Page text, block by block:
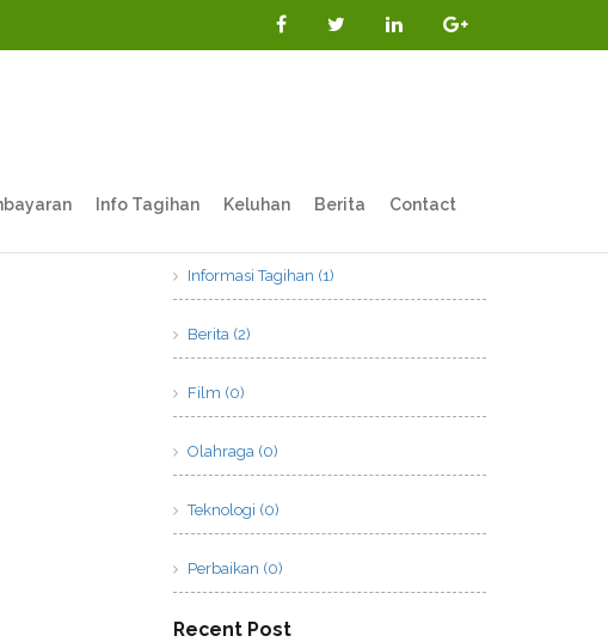
Info Tagihan Keluhan Berita Contact
Informasi Tagihan (1)
Berita (2)
Film (0)
Olahraga (0)
Teknologi (0)
Perbaikan (0)
Recent Post